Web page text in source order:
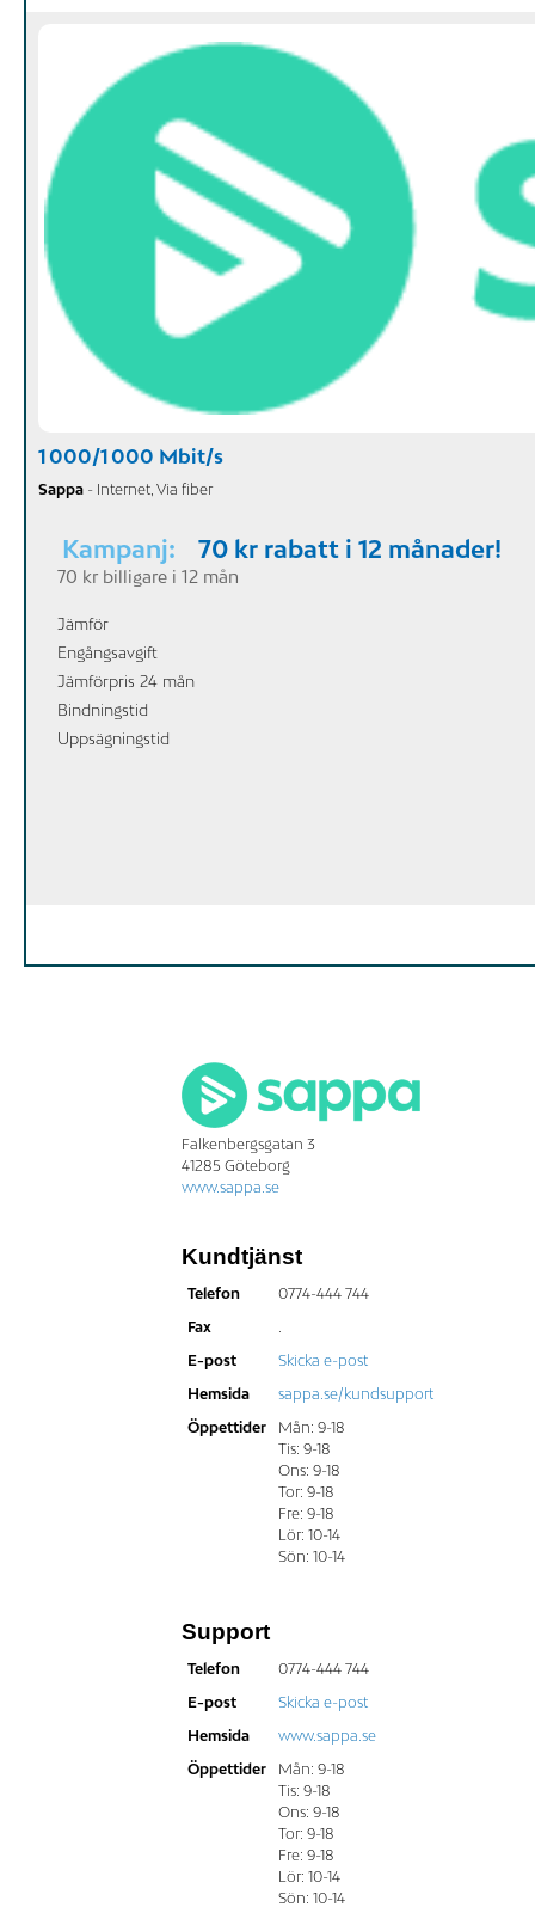
1 000/1 000 Mbit/s
Sappa - Internet, Via fiber
Kampanj: 70 kr rabatt i 12 månader!
70 kr billigare i 12 mån
Jämför
Engångsavgift
Jämförpris 24 mån
Bindningstid
Uppsägningstid
Falkenbergsgatan 3
41285 Göteborg
www.sappa.se
Kundtjänst
Telefon
0774-444 744
Fax
E-post
Skicka e-post
Hemsida
sappa.se/kundsupport
Öppettider
Mån: 9-18
Tis: 9-18
Ons: 9-18
Tor: 9-18
Fre: 9-18
Lör: 10-14
Sön: 10-14
Support
Telefon
0774-444 744
E-post
Skicka e-post
Hemsida
www.sappa.se
Öppettider
Mån: 9-18
Tis: 9-18
Ons: 9-18
Tor: 9-18
Fre: 9-18
Lör: 10-14
Sön: 10-14